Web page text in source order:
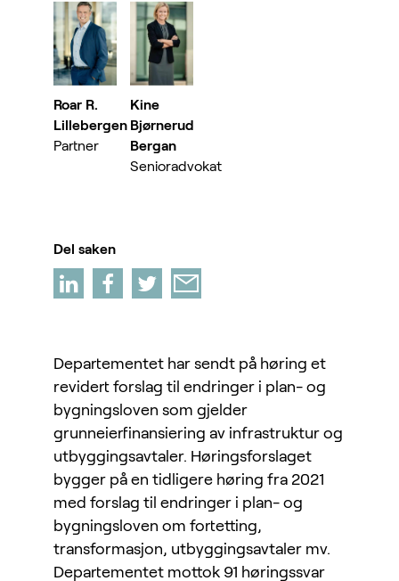
Roar R.
Lillebergen
Partner
Kine
Bjørnerud
Bergan
Senioradvokat
Del saken
Departementet har sendt på høring et
revidert forslag til endringer i plan- og
bygningsloven som gjelder
grunneierfinansiering av infrastruktur og
utbyggingsavtaler. Høringsforslaget
bygger på en tidligere høring fra 2021
med forslag til endringer i plan- og
bygningsloven om fortetting,
transformasjon, utbyggingsavtaler mv.
Departementet mottok 91 høringssvar